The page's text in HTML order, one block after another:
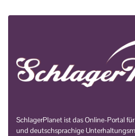
SchlagerPlanet ist das Online-Portal
und deutschsprachige